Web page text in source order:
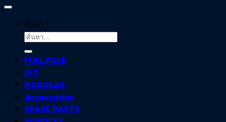
ค้นหา:
FULL FACE
JET
MODULAR
Accessories
SPARE PARTS